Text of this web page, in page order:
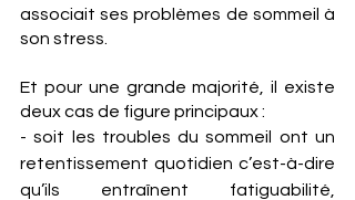
associait ses problèmes de sommeil à
son stress.
Et pour une grande majorité, il existe
deux cas de figure principaux :
- soit les troubles du sommeil ont un
retentissement quotidien c’est-à-dire
qu’ils entraînent fatiguabilité,